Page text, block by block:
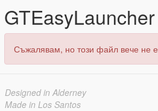
GTEasyLauncher
Съжалявам, но този файл вече не
Designed in Alderney
Made in Los Santos